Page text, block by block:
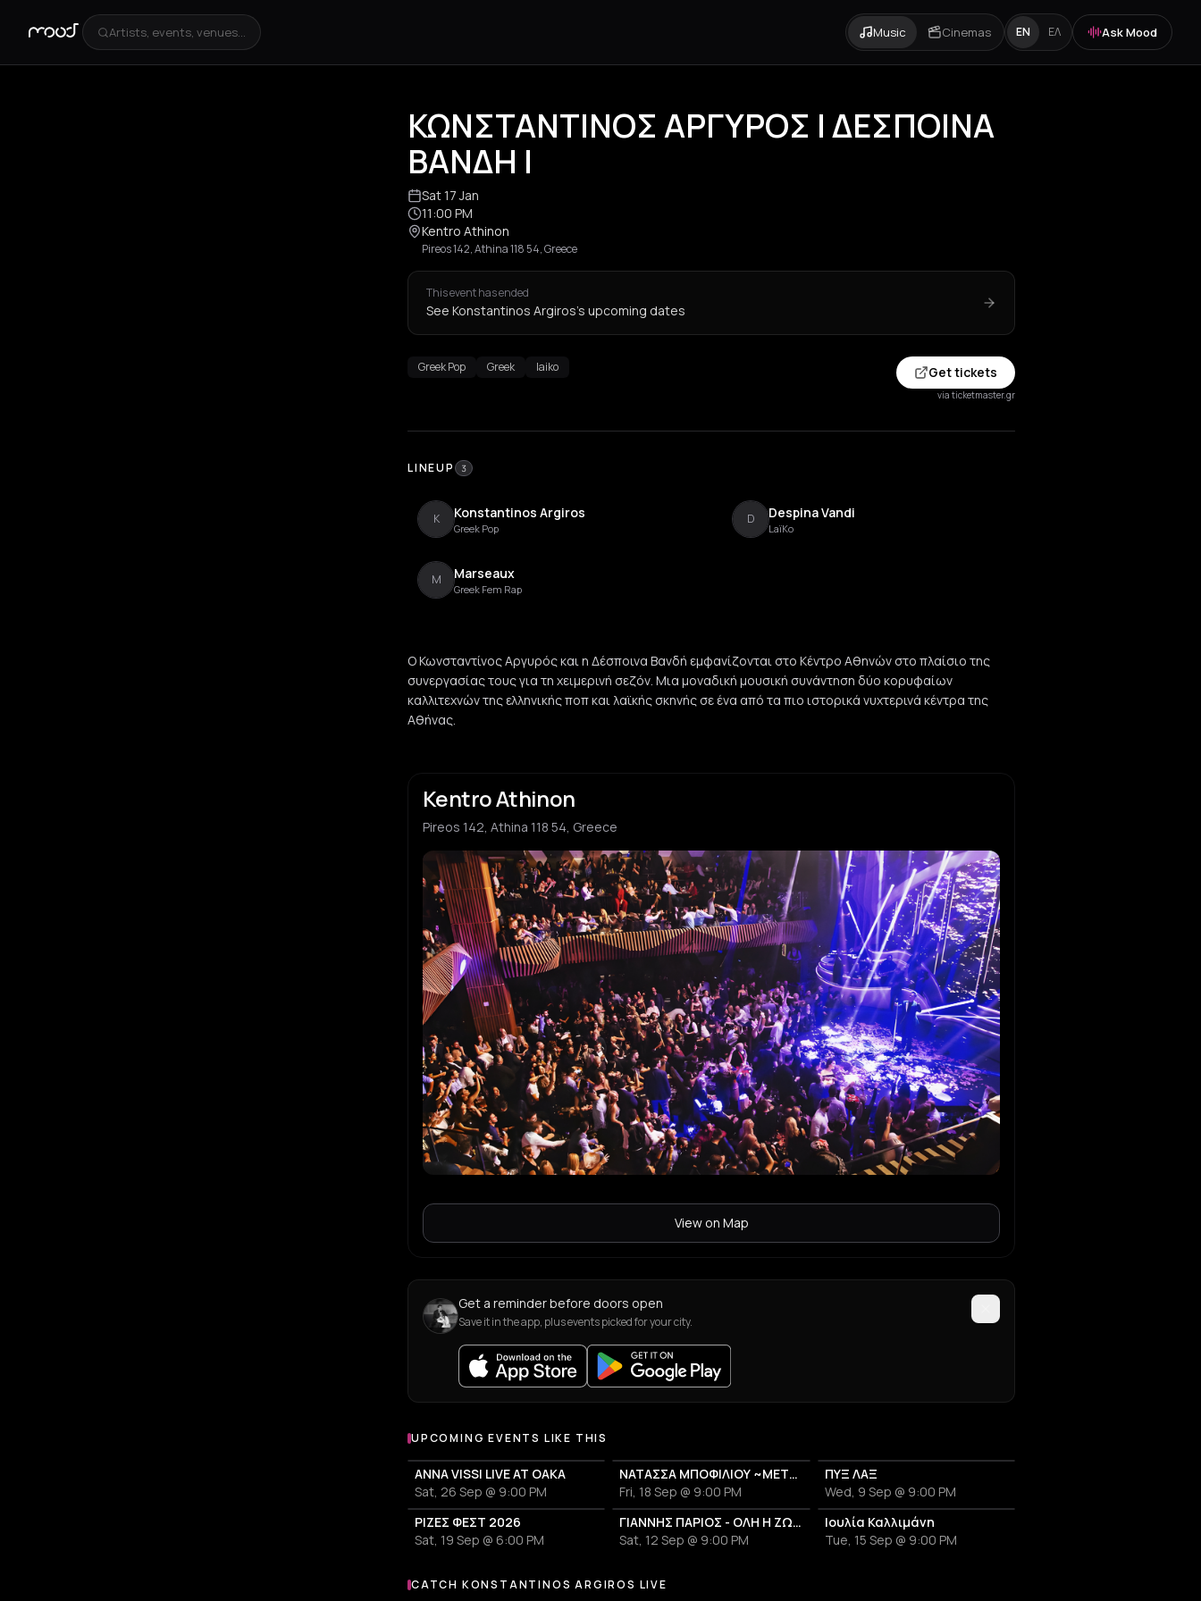
Artists, events, venues... Music Cinemas EN ΕΛ Ask Mood
ΚΩΝΣΤΑΝΤΙΝΟΣ ΑΡΓΥΡΟΣ | ΔΕΣΠΟΙΝΑ
ΒΑΝΔΗ |
Sat 17 Jan
11:00 PM
Kentro Athinon
Pireos 142, Athina 118 54, Greece
This event has ended
See Konstantinos Argiros's upcoming dates
Greek Pop Greek laiko Get tickets
via ticketmaster.gr
LINEUP 3
K Konstantinos Argiros
Greek Pop
D Despina Vandi
LaïKo
M Marseaux
Greek Fem Rap
Ο Κωνσταντίνος Αργυρός και η Δέσποινα Βανδή εμφανίζονται στο Κέντρο Αθηνών στο πλαίσιο της
συνεργασίας τους για τη χειμερινή σεζόν. Μια μοναδική μουσική συνάντηση δύο κορυφαίων
καλλιτεχνών της ελληνικής ποπ και λαϊκής σκηνής σε ένα από τα πιο ιστορικά νυχτερινά κέντρα της
Αθήνας.
Kentro Athinon
Pireos 142, Athina 118 54, Greece
View on Map
Get a reminder before doors open
Save it in the app, plus events picked for your city.
UPCOMING EVENTS LIKE THIS
ANNA VISSI LIVE AT OAKA
Sat, 26 Sep @ 9:00 PM
ΝΑΤΑΣΣΑ ΜΠΟΦΙΛΙΟΥ ~ΜΕΤΡΗΜΑ~
Fri, 18 Sep @ 9:00 PM
ΠΥΞ ΛΑΞ
Wed, 9 Sep @ 9:00 PM
ΡΙΖΕΣ ΦΕΣΤ 2026
Sat, 19 Sep @ 6:00 PM
ΓΙΑΝΝΗΣ ΠΑΡΙΟΣ - ΟΛΗ Η ΖΩΗ ΜΟΥ
Sat, 12 Sep @ 9:00 PM
Ιουλία Καλλιμάνη
Tue, 15 Sep @ 9:00 PM
More events with Konstantinos Argiros
CATCH KONSTANTINOS ARGIROS LIVE